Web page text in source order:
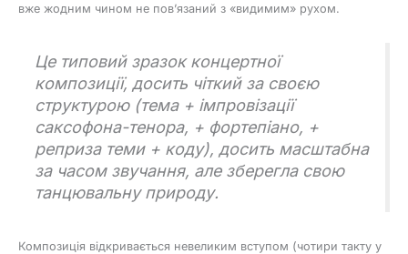
вже жодним чином не пов’язаний з «видимим» рухом.
Це типовий зразок концертної
композиції, досить чіткий за своєю
структурою (тема + імпровізації
саксофона-тенора, + фортепіано, +
реприза теми + коду), досить масштабна
за часом звучання, але зберегла свою
танцювальну природу.
Композиція відкривається невеликим вступом (чотири такту у